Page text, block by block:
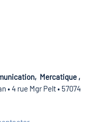
Mercatique ,
• 4 rue Mgr Pelt • 57074